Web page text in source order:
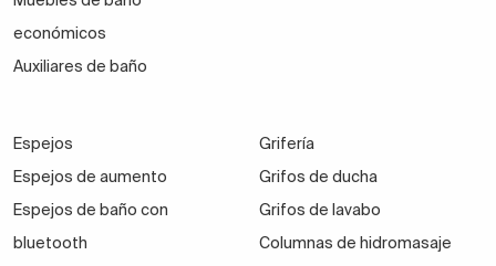
económicos
Auxiliares de baño
Espejos
Espejos de aumento
Espejos de baño con
bluetooth
Grifería
Grifos de ducha
Grifos de lavabo
Columnas de hidromasaje